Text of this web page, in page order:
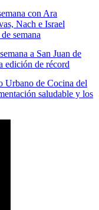
con Ara
Nach e Israel
semana
a San Juan de
edición de récord
Urbano de Cocina del
saludable y los